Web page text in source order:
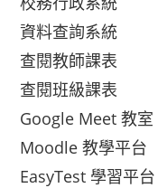
資料查詢系統
查閱教師課表
查閱班級課表
Google Meet 教室
Moodle 教學平台
EasyTest 學習平台